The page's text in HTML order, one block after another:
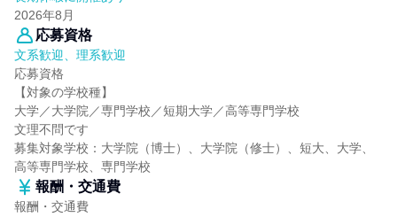
2026年8月
応募資格
文系歓迎、理系歓迎
応募資格
【対象の学校種】
大学／大学院／専門学校／短期大学／高等専門学校
文理不問です
募集対象学校：大学院（博士）、大学院（修士）、短大、大学、
高等専門学校、専門学校
報酬・交通費
報酬・交通費